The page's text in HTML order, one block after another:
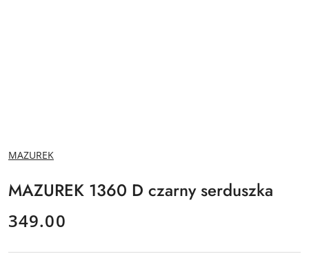
NAZWA
PRODUCENTA:
MAZUREK
MAZUREK 1360 D czarny serduszka
cena:
349.00